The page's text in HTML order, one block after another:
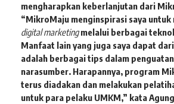
mengharapkan keberlanjutan dari
“MikroMaju menginspirasi saya untuk
digital marketingmelalui berbagai
Manfaat lain yang juga saya dapat
adalah berbagai tips dalam penguatan
narasumber. Harapannya, program
terus diadakan dan melakukan
untuk para pelaku UMKM,” kata